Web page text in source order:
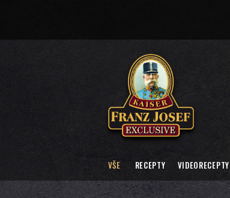
VŠE RECEPTY VIDEORECEPTY